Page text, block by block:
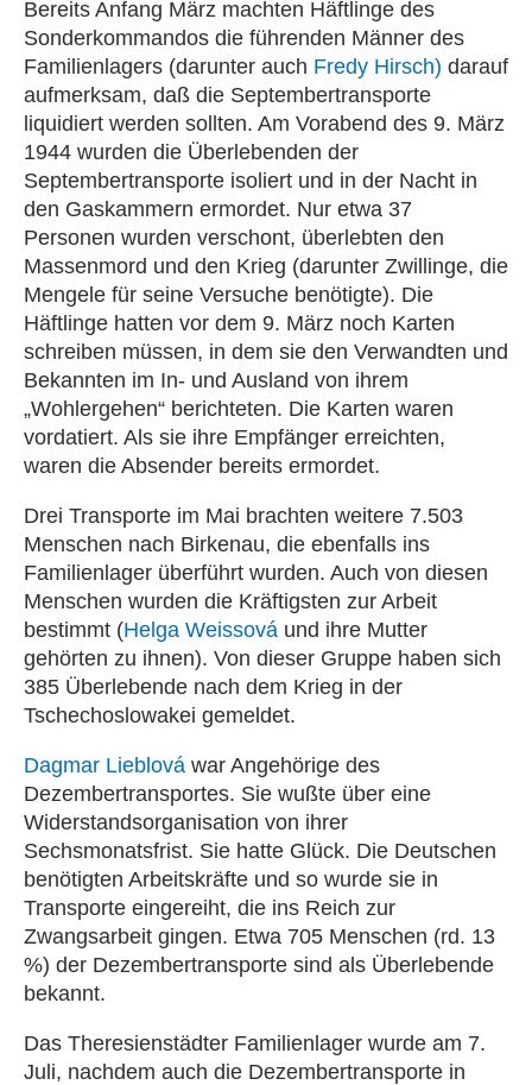
Bereits Anfang März machten Häftlinge des
Sonderkommandos die führenden Männer des
Familienlagers (darunter auch Fredy Hirsch) darauf
aufmerksam, daß die Septembertransporte
liquidiert werden sollten. Am Vorabend des 9. März
1944 wurden die Überlebenden der
Septembertransporte isoliert und in der Nacht in
den Gaskammern ermordet. Nur etwa 37
Personen wurden verschont, überlebten den
Massenmord und den Krieg (darunter Zwillinge, die
Mengele für seine Versuche benötigte). Die
Häftlinge hatten vor dem 9. März noch Karten
schreiben müssen, in dem sie den Verwandten und
Bekannten im In- und Ausland von ihrem
„Wohlergehen“ berichteten. Die Karten waren
vordatiert. Als sie ihre Empfänger erreichten,
waren die Absender bereits ermordet.
Drei Transporte im Mai brachten weitere 7.503
Menschen nach Birkenau, die ebenfalls ins
Familienlager überführt wurden. Auch von diesen
Menschen wurden die Kräftigsten zur Arbeit
bestimmt (Helga Weissová und ihre Mutter
gehörten zu ihnen). Von dieser Gruppe haben sich
385 Überlebende nach dem Krieg in der
Tschechoslowakei gemeldet.
Dagmar Lieblová war Angehörige des
Dezembertransportes. Sie wußte über eine
Widerstandsorganisation von ihrer
Sechsmonatsfrist. Sie hatte Glück. Die Deutschen
benötigten Arbeitskräfte und so wurde sie in
Transporte eingereiht, die ins Reich zur
Zwangsarbeit gingen. Etwa 705 Menschen (rd. 13
%) der Dezembertransporte sind als Überlebende
bekannt.
Das Theresienstädter Familienlager wurde am 7.
Juli, nachdem auch die Dezembertransporte in